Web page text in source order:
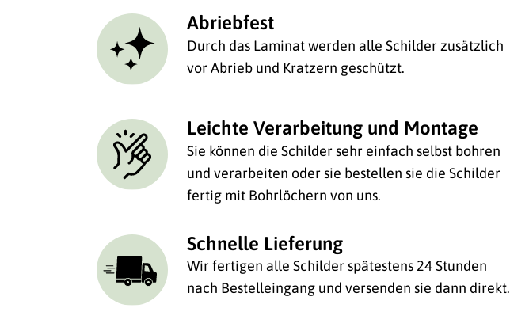
Abriebfest
Durch das Laminat werden alle Schilder zusätzlich
vor Abrieb und Kratzern geschützt.
Leichte Verarbeitung und Montage
Sie können die Schilder sehr einfach selbst bohren
und verarbeiten oder sie bestellen sie die Schilder
fertig mit Bohrlöchern von uns.
Schnelle Lieferung
Wir fertigen alle Schilder spätestens 24 Stunden
nach Bestelleingang und versenden sie dann direkt.